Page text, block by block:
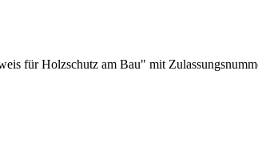
für Holzschutz am Bau" mit